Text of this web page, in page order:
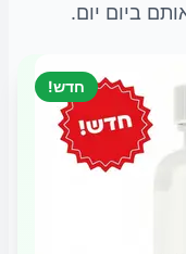
ביום יום.
חדש!